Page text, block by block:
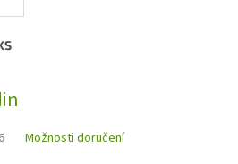
Možnosti doručení